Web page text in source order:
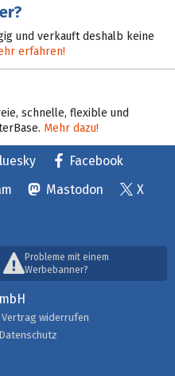
und verkauft deshalb keine
erfahren!
schnelle, flexible und
Mehr dazu!
Facebook
Mastodon
X
Probleme mit einem
Werbebanner?
Vertrag widerrufen
Datenschutz